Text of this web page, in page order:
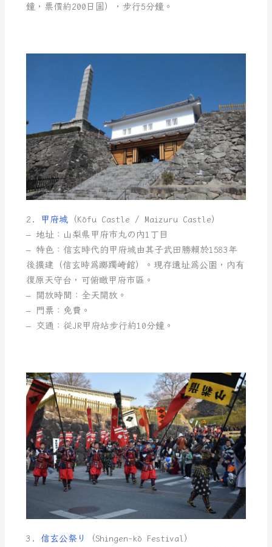
鐘，票價約200日圓），步行5分鐘。
2. 甲府城 （Kōfu Castle / Maizuru Castle）
– 地址：山梨県甲府市丸の内1丁目
– 特色：信玄時代的甲府城由其子武田勝賴於1583年
後擴建（信玄時為躑躅崎館）。現存遺址為公園，內有
復原天守台，可俯瞰甲府市區。
– 開放時間：全天開放。
– 門票：免費。
– 交通：從JR甲府站步行約10分鐘。
3.信玄公祭り
（Shingen-kō Festival）